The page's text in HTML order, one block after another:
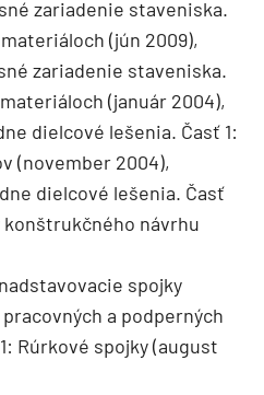
zariadenie staveniska.
(jún 2009),
zariadenie staveniska.
(január 2004),
dielcové lešenia. Časť 1:
(november 2004),
dielcové lešenia. Časť
návrhu
spojky
a podperných
Rúrkové spojky (august